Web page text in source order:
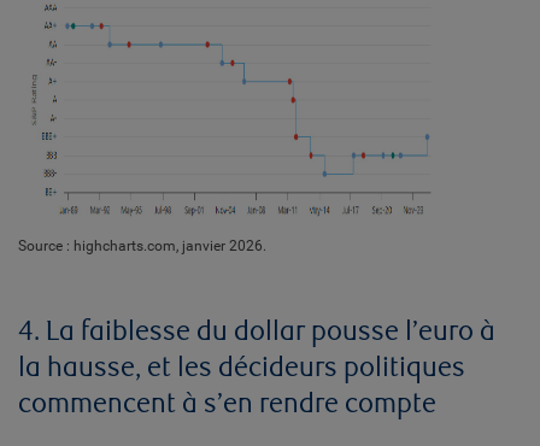
Source : highcharts.com, janvier 2026.
4. La faiblesse du dollar pousse l’euro à
la hausse, et les décideurs politiques
commencent à s’en rendre compte